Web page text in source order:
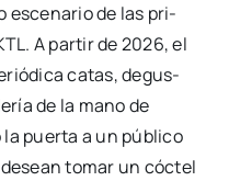
esce­na­rio de las pri­
A par­tir de 2026, el
catas, degus­
de la mano de
la puer­ta a un públi­co
tomar un cóc­tel